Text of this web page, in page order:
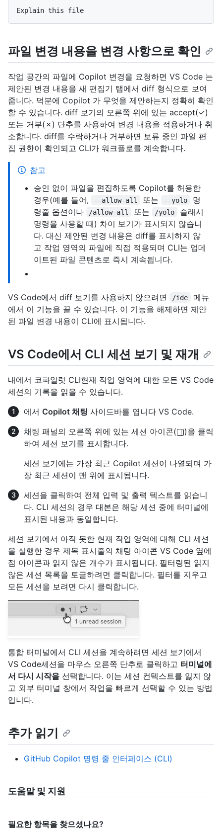
파일 변경 내용을 변경 사항으로 확인
작업 공간의 파일에 Copilot 변경을 요청하면 VS Code 는
제안된 변경 내용을 새 편집기 탭에서 diff 형식으로 보여
줍니다. 덕분에 Copilot 가 무엇을 제안하는지 정확히 확인
할 수 있습니다. diff 보기의 오른쪽 위에 있는 accept(✓)
또는 거부(✗) 단추를 사용하여 변경 내용을 적용하거나 취
소합니다. diff를 수락하거나 거부하면 보류 중인 파일 편
집 권한이 확인되고 CLI가 워크플로를 계속합니다.
참고
승인 없이 파일을 편집하도록 Copilot를 허용한
경우(예를 들어,
--allow-all 또는 --yolo
명
령줄 옵션이나
/allow-all 또는 /yolo
슬래시
명령을 사용할 때) 차이 보기가 표시되지 않습니
다. 대신 제안된 변경 내용은 diff를 표시하지 않
고 작업 영역의 파일에 직접 적용되며 CLI는 업데
이트된 파일 콘텐츠로 즉시 계속됩니다.
VS Code에서 diff 보기를 사용하지 않으려면 /ide
메뉴
에서 이 기능을 끌 수 있습니다. 이 기능을 해제하면 제안
된 파일 변경 내용이 CLI에 표시됩니다.
VS Code에서 CLI 세션 보기 및 재개
내에서 코파일럿 CLI현재 작업 영역에 대한 모든 VS Code
세션의 기록을 읽을 수 있습니다.
에서 Copilot 채팅 사이드바를 엽니다 VS Code.
채팅 패널의 오른쪽 위에 있는 세션 아이콘(
)을 클릭
하여 세션 보기를 표시합니다.
세션 보기에는 가장 최근 Copilot 세션이 나열되며 가
장 최근 세션이 맨 위에 표시됩니다.
세션을 클릭하여 전체 입력 및 출력 텍스트를 읽습니
다. CLI 세션의 경우 대본은 해당 세션 중에 터미널에
표시된 내용과 동일합니다.
세션 보기에서 아직 못한 현재 작업 영역에 대해 CLI 세션
을 실행한 경우 제목 표시줄의 채팅 아이콘 VS Code 옆에
점 아이콘과 읽지 않은 개수가 표시됩니다. 필터링된 읽지
않은 세션 목록을 토글하려면 클릭합니다. 필터를 지우고
모든 세션을 보려면 다시 클릭합니다.
통합 터미널에서 CLI 세션을 계속하려면 세션 보기에서
VS Code세션을 마우스 오른쪽 단추로 클릭하고 터미널에
서 다시 시작을 선택합니다. 이는 세션 컨텍스트를 잃지 않
고 외부 터미널 창에서 작업을 빠르게 선택할 수 있는 방법
입니다.
추가 읽기
GitHub Copilot 명령 줄 인터페이스 (CLI)
도움말 및 지원
필요한 항목을 찾으셨나요?